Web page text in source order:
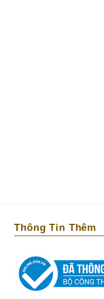
Thông Tin Thêm